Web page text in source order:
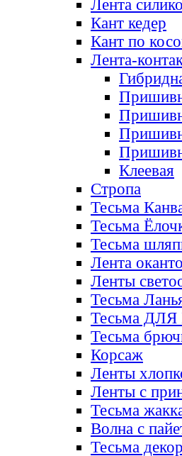
Лента
Кант кедер
Кант по
Лента-
Клеевая
Стропа
Тесьма
Тесьма
Тесьма
Лента
Ленты
Тесьма
Тесьма
Тесьма
Корсаж
Ленты
Ленты с
Тесьма
Волна с
Тесьма